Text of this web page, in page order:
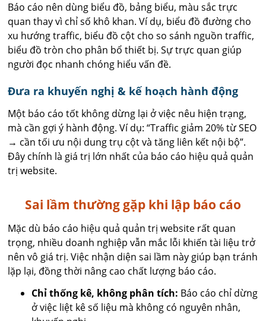
Báo cáo nên dùng biểu đồ, bảng biểu, màu sắc trực
quan thay vì chỉ số khô khan. Ví dụ, biểu đồ đường cho
xu hướng traffic, biểu đồ cột cho so sánh nguồn traffic,
biểu đồ tròn cho phân bổ thiết bị. Sự trực quan giúp
người đọc nhanh chóng hiểu vấn đề.
Đưa ra khuyến nghị & kế hoạch hành động
Một báo cáo tốt không dừng lại ở việc nêu hiện trạng,
mà cần gợi ý hành động. Ví dụ: “Traffic giảm 20% từ SEO
→ cần tối ưu nội dung trụ cột và tăng liên kết nội bộ”.
Đây chính là giá trị lớn nhất của báo cáo hiệu quả quản
trị website.
Sai lầm thường gặp khi lập báo cáo
Mặc dù báo cáo hiệu quả quản trị website rất quan
trọng, nhiều doanh nghiệp vẫn mắc lỗi khiến tài liệu trở
nên vô giá trị. Việc nhận diện sai lầm này giúp bạn tránh
lặp lại, đồng thời nâng cao chất lượng báo cáo.
Chỉ thống kê, không phân tích: Báo cáo chỉ dừng
ở việc liệt kê số liệu mà không có nguyên nhân,